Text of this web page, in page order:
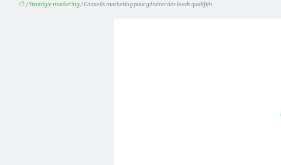
/Stratégie marketing/ Conseils marketing pour générer des leads qualifiés